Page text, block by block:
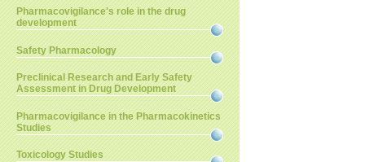
Pharmacovigilance's role in the drug
development
Safety Pharmacology
Preclinical Research and Early Safety
Assessment in Drug Development
Pharmacovigilance in the Pharmacokinetics
Studies
Toxicology Studies